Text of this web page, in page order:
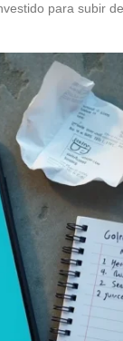
para subir